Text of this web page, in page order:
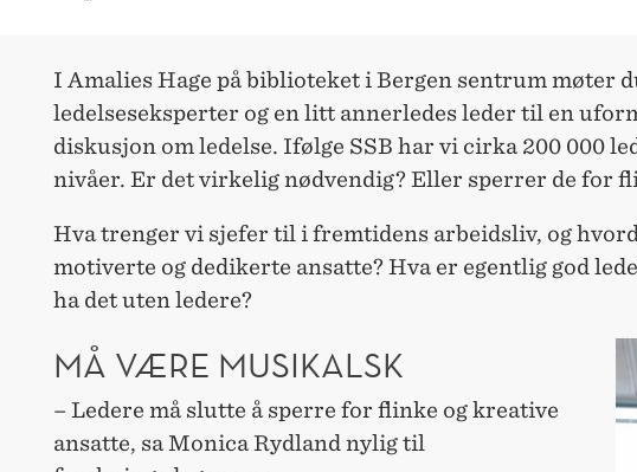
I Amalies Hage på biblioteket i Bergen sentrum møter
ledelseseksperter og en litt annerledes leder til en
diskusjon om ledelse. Ifølge SSB har vi cirka 200 000
nivåer. Er det virkelig nødvendig? Eller sperrer de for
Hva trenger vi sjefer til i fremtidens arbeidsliv, og
motiverte og dedikerte ansatte? Hva er egentlig god
ha det uten ledere?
MÅ VÆRE MUSIKALSK
– Ledere må slutte å sperre for flinke og kreative
ansatte, sa Monica Rydland nylig til